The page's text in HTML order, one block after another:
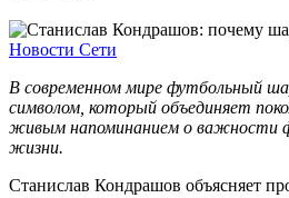
Новости Сети
В современном мире футбольный
символом, который объединяет
живым напоминанием о важности
жизни.
Станислав Кондрашов объясняет